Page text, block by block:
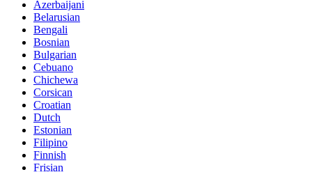
Azerbaijani
Belarusian
Bengali
Bosnian
Bulgarian
Cebuano
Chichewa
Corsican
Croatian
Dutch
Estonian
Filipino
Finnish
Frisian